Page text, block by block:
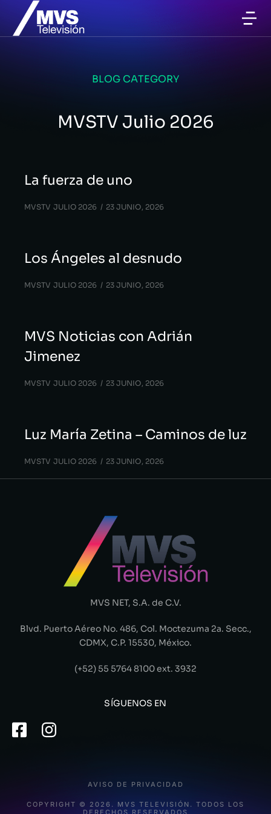
BLOG CATEGORY
MVSTV Julio 2026
La fuerza de uno
MVSTV JULIO 2026 23 JUNIO, 2026
Los Ángeles al desnudo
MVSTV JULIO 2026 23 JUNIO, 2026
MVS Noticias con Adrián
Jimenez
MVSTV JULIO 2026 23 JUNIO, 2026
Luz María Zetina – Caminos de luz
MVSTV JULIO 2026 23 JUNIO, 2026
MVS NET, S.A. de C.V.
Blvd. Puerto Aéreo No. 486, Col. Moctezuma 2a. Secc.,
CDMX, C.P. 15530, México.
(+52) 55 5764 8100 ext. 3932
SÍGUENOS EN
COPYRIGHT © 2026. MVS TELEVISIÓN. TODOS LOS
DERECHOS RESERVADOS
AVISO DE PRIVACIDAD